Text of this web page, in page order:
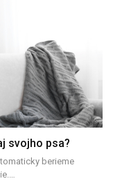
svojho psa?
berieme
…